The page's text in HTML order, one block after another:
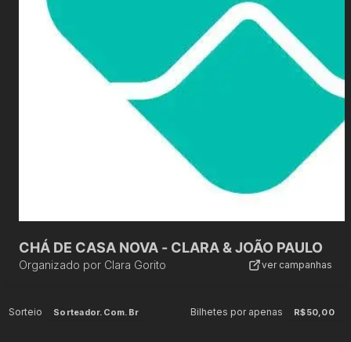
CHÁ DE CASA NOVA - CLARA & JOÃO PAULO
Organizado por Clara Gorito ver campanhas
Sorteio Sorteador.com.br Bilhetes por apenas R$50,00